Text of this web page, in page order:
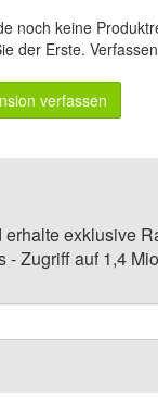
noch keine
der Erste.
verfassen
exklusive
- Zugriff auf 1,4